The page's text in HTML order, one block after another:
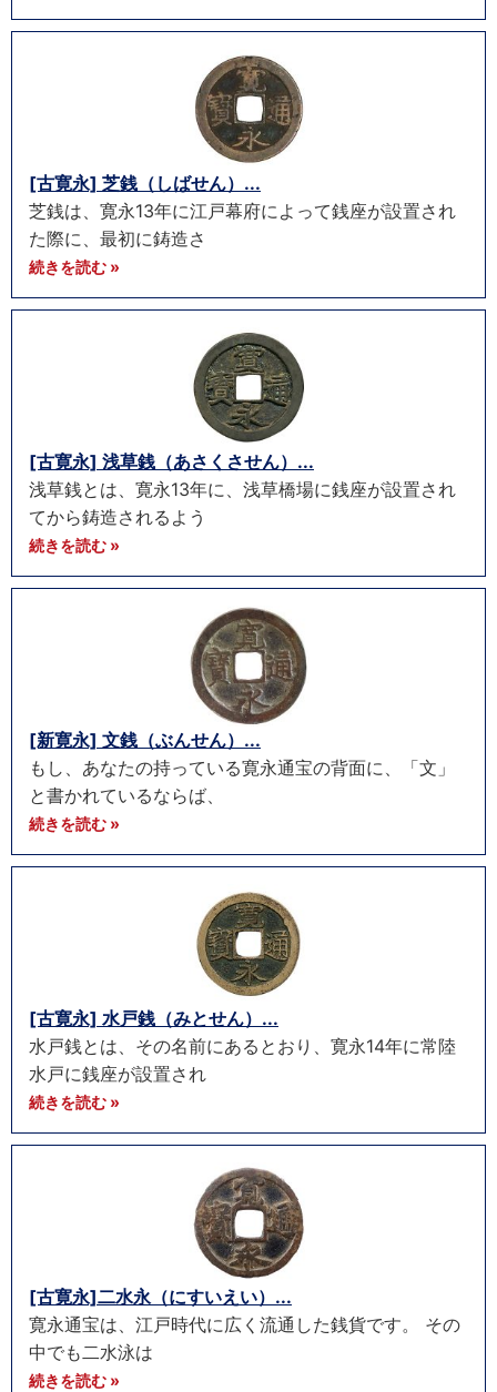
[古寛永] 芝銭（しばせん）...
芝銭は、寛永13年に江戸幕府によって銭座が設置され
た際に、最初に鋳造さ
続きを読む »
[古寛永] 浅草銭（あさくさせん）...
浅草銭とは、寛永13年に、浅草橋場に銭座が設置され
てから鋳造されるよう
続きを読む »
[新寛永] 文銭（ぶんせん）...
もし、あなたの持っている寛永通宝の背面に、「文」
と書かれているならば、
続きを読む »
[古寛永] 水戸銭（みとせん）...
水戸銭とは、その名前にあるとおり、寛永14年に常陸
水戸に銭座が設置され
続きを読む »
[古寛永]二水永（にすいえい）...
寛永通宝は、江戸時代に広く流通した銭貨です。 その
中でも二水泳は
続きを読む »